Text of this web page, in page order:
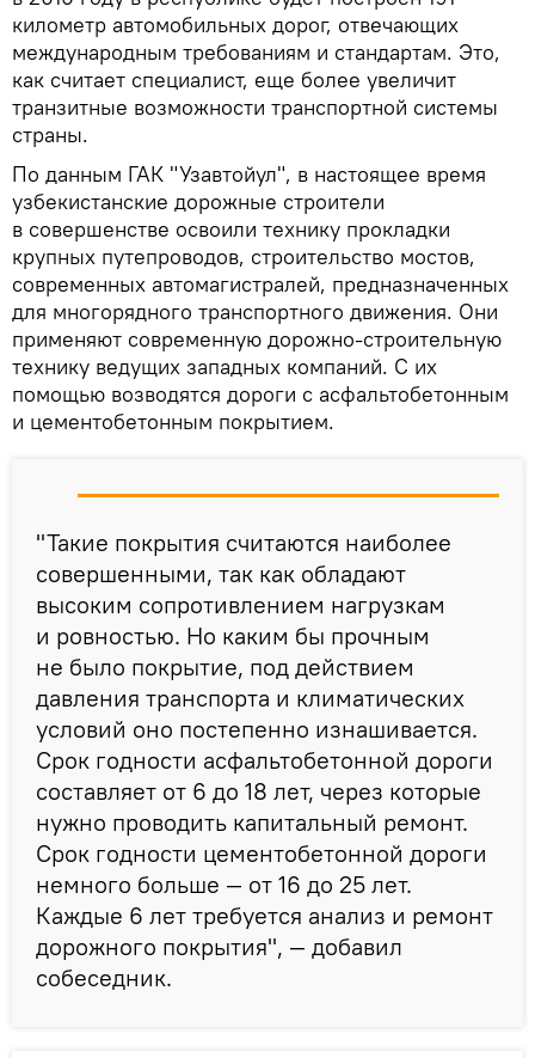
километр автомобильных дорог, отвечающих
международным требованиям и стандартам. Это,
как считает специалист, еще более увеличит
транзитные возможности транспортной системы
страны.
По данным ГАК "Узавтойул", в настоящее время
узбекистанские дорожные строители
в совершенстве освоили технику прокладки
крупных путепроводов, строительство мостов,
современных автомагистралей, предназначенных
для многорядного транспортного движения. Они
применяют современную дорожно-строительную
технику ведущих западных компаний. С их
помощью возводятся дороги с асфальтобетонным
и цементобетонным покрытием.
"Такие покрытия считаются наиболее
совершенными, так как обладают
высоким сопротивлением нагрузкам
и ровностью. Но каким бы прочным
не было покрытие, под действием
давления транспорта и климатических
условий оно постепенно изнашивается.
Срок годности асфальтобетонной дороги
составляет от 6 до 18 лет, через которые
нужно проводить капитальный ремонт.
Срок годности цементобетонной дороги
немного больше — от 16 до 25 лет.
Каждые 6 лет требуется анализ и ремонт
дорожного покрытия", — добавил
собеседник.